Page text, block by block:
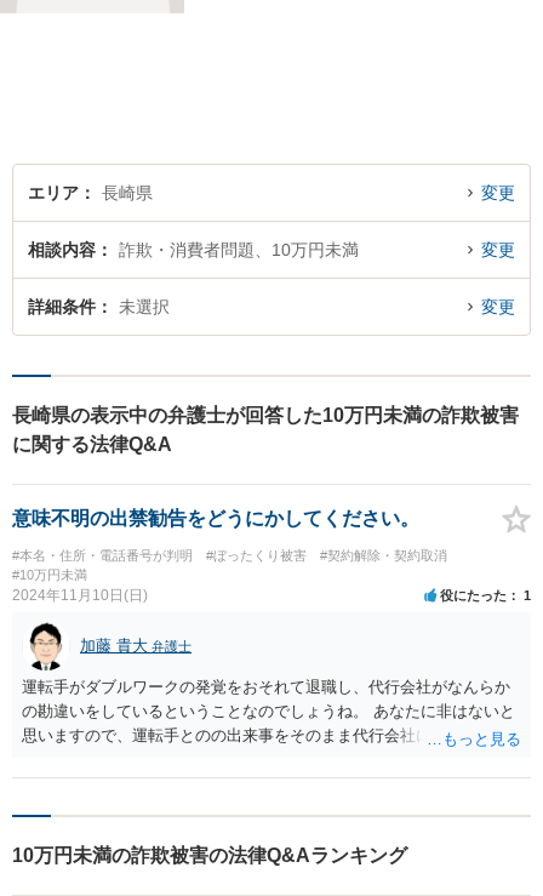
エリア 長崎県 変更
相談内容 詐欺・消費者問題、10万円未満 変更
詳細条件 未選択 変更
長崎県の表示中の弁護士が回答した10万円未満の詐欺被害
に関する法律Q&A
意味不明の出禁勧告をどうにかしてください。
#本名・住所・電話番号が判明 #ぼったくり被害
#契約解除・契約取消
#10万円未満
2024年11月10日(日) 役にたった 1
加藤 貴大 弁護士
運転手がダブルワークの発覚をおそれて退職し、代行会社がなんらか
の勘違いをしているということなのでしょうね。 あなたに非はないと
思いますので、運転手とのの出来事をそのまま代行会社に伝えるとよ
応をしたことから考えると、あなたの弁明が合理的であったとして
決めてよいものですので、合理的な弁明をしても利用させてもらえな
10万円未満の詐欺被害の法律Q&Aランキング